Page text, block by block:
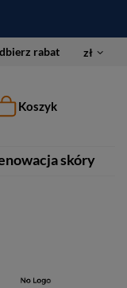
rabat zł
Koszyk
skóry